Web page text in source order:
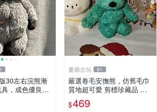
30左右浣熊漸
，成色優良伴
浣熊 玩具 毛絨
董爺古玩 61
嚴選卷毛安撫熊，仿舊毛巾
質地超可愛 剪標珍藏品 老
式毛巾質地 安撫熊 款式
$469